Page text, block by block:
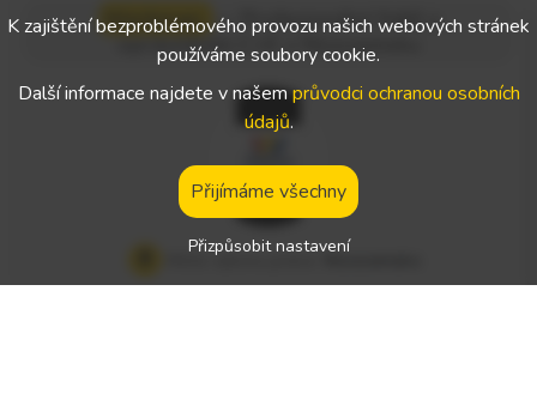
dobře udržovaný vozový park: Pracujeme s moderními soupr
avami s návěsem s plachtou. Jistá zázemí: Oficiálně registrov
aný pracovní poměr a stálé, dlouhodobé přepravní zakázky.
Werkman—Profesionální řidiči s
oprávněním C+E v Nizozemsku
Místo výkonu práce:
K zajištění bezproblémového provozu našich webových stránek
používáme soubory cookie.
Další informace najdete v našemprůvodci ochranou osobních
údajů.
Přijímáme všechny
Přizpůsobit nastavení